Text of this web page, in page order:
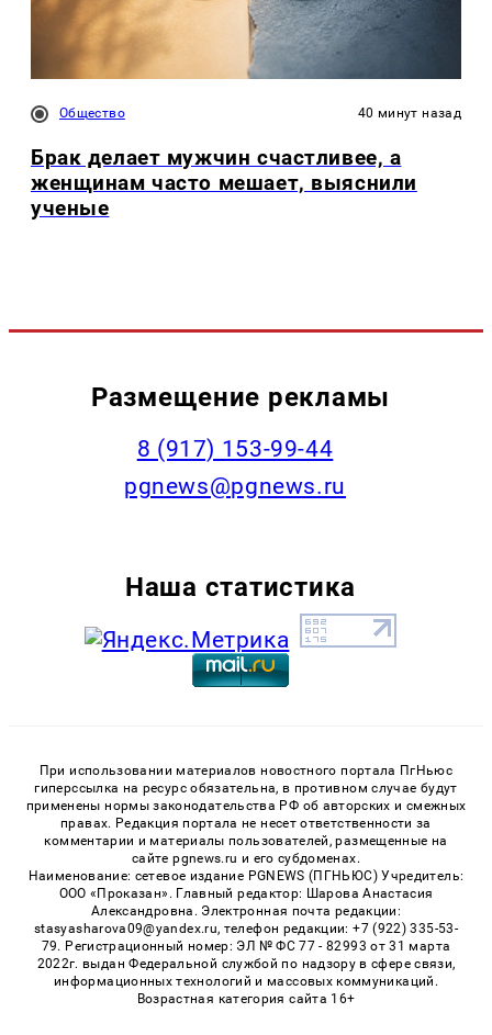
Общество 40 минут назад
Брак делает мужчин счастливее, а
женщинам часто мешает, выяснили
ученые
Размещение рекламы
‭8 (917) 153-99-44
pgnews@pgnews.ru
Наша статистика
При использовании материалов новостного портала ПгНьюс
гиперссылка на ресурс обязательна, в противном случае будут
применены нормы законодательства РФ об авторских и смежных
правах. Редакция портала не несет ответственности за
комментарии и материалы пользователей, размещенные на
сайте pgnews.ru и его субдоменах.
Наименование: сетевое издание PGNEWS (ПГНЬЮС) Учредитель:
ООО «Проказан». Главный редактор: Шарова Анастасия
Александровна. Электронная почта редакции:
stasyasharova09@yandex.ru, телефон редакции: +7 (922) 335-53-
79. Регистрационный номер: ЭЛ № ФС 77 - 82993 от 31 марта
2022г. выдан Федеральной службой по надзору в сфере связи,
информационных технологий и массовых коммуникаций.
Возрастная категория сайта 16+